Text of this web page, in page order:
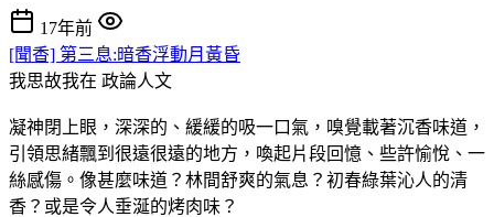
17年前
[聞香] 第三息:暗香浮動月黃昏
我思故我在 政論人文
凝神閉上眼，深深的、緩緩的吸一口氣，嗅覺載著沉香味道，
引領思緒飄到很遠很遠的地方，喚起片段回憶、些許愉悅、一
絲感傷。像甚麼味道？林間舒爽的氣息？初春綠葉沁人的清
香？或是令人垂涎的烤肉味？